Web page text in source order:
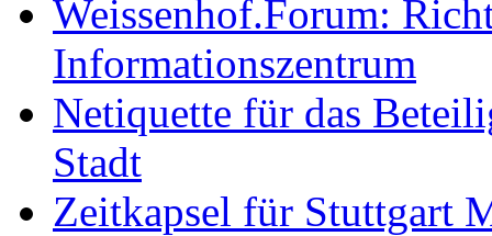
Weissenhof.Forum:
Informationszentrum
Netiquette für das
Stadt
Zeitkapsel für Stuttgart